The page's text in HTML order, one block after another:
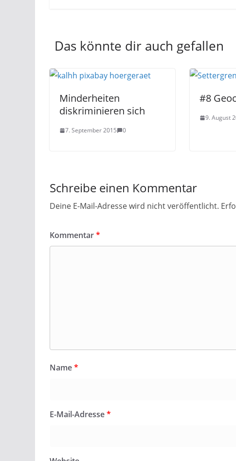
Das könnte dir auch gefallen
Minderheiten
diskriminieren sich
7. September 2015 0
#8
9. August
Schreibe einen Kommentar
Deine E-Mail-Adresse wird nicht veröffentlicht.
Kommentar*
Name*
E-Mail-Adresse*